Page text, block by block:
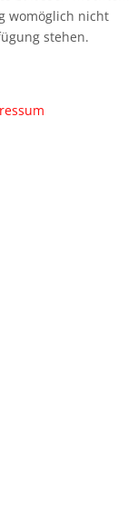
womöglich nicht
stehen.